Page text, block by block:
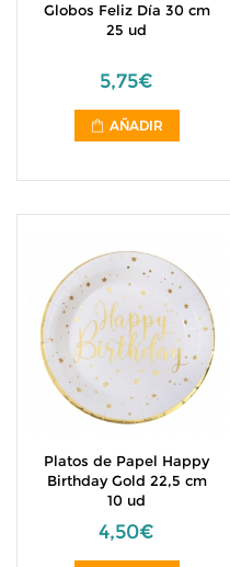
Globos Feliz Día 30 cm
25 ud
5,75€
AÑADIR
Platos de Papel Happy
Birthday Gold 22,5 cm
10 ud
4,50€